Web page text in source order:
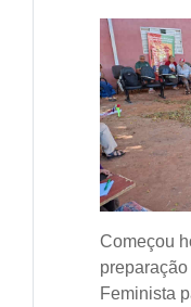
Começou
Feminista